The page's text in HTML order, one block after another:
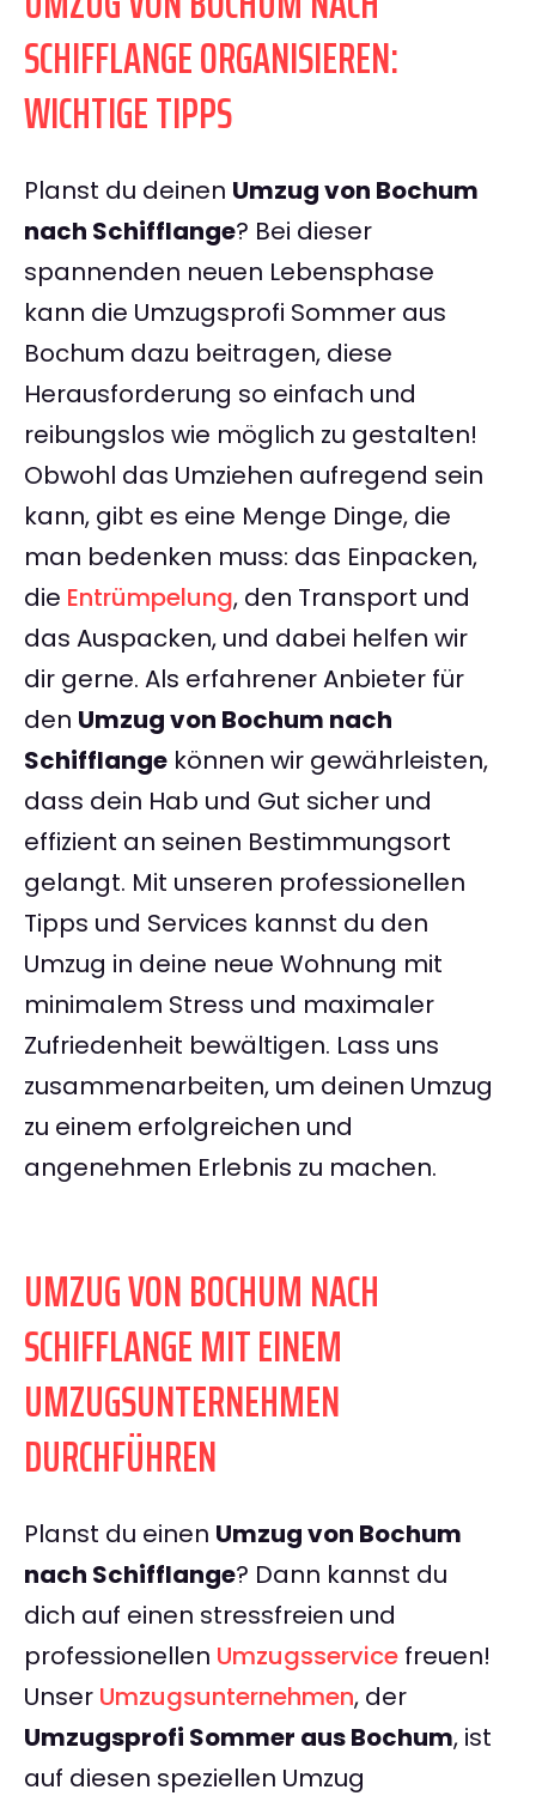
SCHIFFLANGE ORGANISIEREN:
WICHTIGE TIPPS
Planst du deinen Umzug von Bochum
nach Schifflange? Bei dieser
spannenden neuen Lebensphase
kann die Umzugsprofi Sommer aus
Bochum dazu beitragen, diese
Herausforderung so einfach und
reibungslos wie möglich zu gestalten!
Obwohl das Umziehen aufregend sein
kann, gibt es eine Menge Dinge, die
man bedenken muss: das Einpacken,
die Entrümpelung, den Transport und
das Auspacken, und dabei helfen wir
dir gerne. Als erfahrener Anbieter für
den Umzug von Bochum nach
Schifflange können wir gewährleisten,
dass dein Hab und Gut sicher und
effizient an seinen Bestimmungsort
gelangt. Mit unseren professionellen
Tipps und Services kannst du den
Umzug in deine neue Wohnung mit
minimalem Stress und maximaler
Zufriedenheit bewältigen. Lass uns
zusammenarbeiten, um deinen Umzug
zu einem erfolgreichen und
angenehmen Erlebnis zu machen.
UMZUG VON BOCHUM NACH
SCHIFFLANGE MIT EINEM
UMZUGSUNTERNEHMEN
DURCHFÜHREN
Planst du einen Umzug von Bochum
nach Schifflange? Dann kannst du
dich auf einen stressfreien und
professionellen Umzugsservice freuen!
Unser Umzugsunternehmen, der
Umzugsprofi Sommer aus Bochum, ist
auf diesen speziellen Umzug